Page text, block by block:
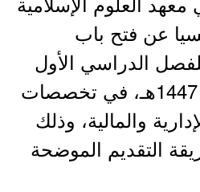
عن فتح باب
الدراسي الأول
من العام الجامعي 1447هـ، في تخصصات
والمالية، وذلك
التقديم الموضحة